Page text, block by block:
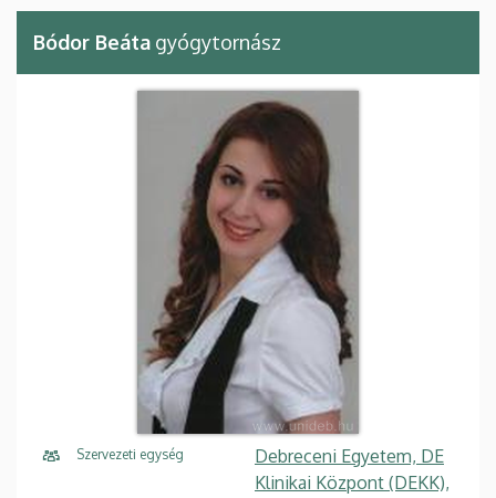
Bódor Beáta gyógytornász
Szervezeti egység
Debreceni Egyetem, DE
Klinikai Központ (DEKK),